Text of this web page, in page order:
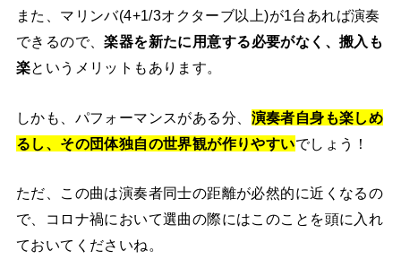
また、マリンバ(4+1/3オクターブ以上)が1台あれば演奏
できるので、楽器を新たに用意する必要がなく、搬入も
楽というメリットもあります。
しかも、パフォーマンスがある分、 演奏者自身も楽しめ
るし、その団体独自の世界観が作りやすいでしょう！
ただ、この曲は演奏者同士の距離が必然的に近くなるの
で、コロナ禍において選曲の際にはこのことを頭に入れ
ておいてくださいね。